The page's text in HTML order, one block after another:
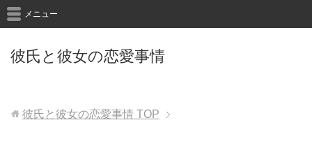
彼氏と彼女の恋愛事情
メニュー
彼氏と彼女の恋愛事情 TOP